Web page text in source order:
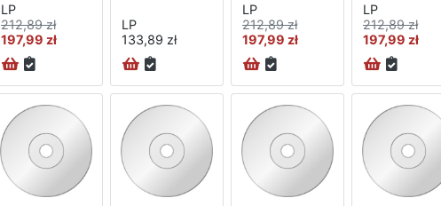
LP
212,89 zł
197,99 zł
LP
133,89 zł
LP
212,89 zł
197,99 zł
LP
212,89 zł
197,99 zł